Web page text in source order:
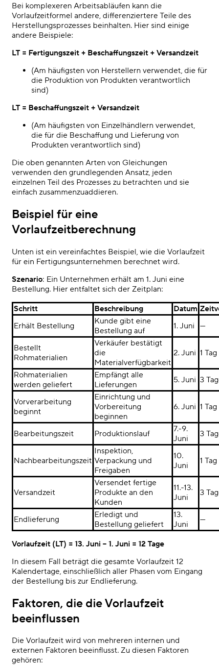
Bei komplexeren Arbeitsabläufen kann die
Vorlaufzeitformel andere, differenziertere Teile des
Herstellungsprozesses beinhalten. Hier sind einige
andere Beispiele:
LT = Fertigungszeit + Beschaffungszeit + Versandzeit
(Am häufigsten von Herstellern verwendet, die für
die Produktion von Produkten verantwortlich
sind)
LT = Beschaffungszeit + Versandzeit
(Am häufigsten von Einzelhändlern verwendet,
die für die Beschaffung und Lieferung von
Produkten verantwortlich sind)
Die oben genannten Arten von Gleichungen
verwenden den grundlegenden Ansatz, jeden
einzelnen Teil des Prozesses zu betrachten und sie
einfach zusammenzuaddieren.
Beispiel für eine
Vorlaufzeitberechnung
Unten ist ein vereinfachtes Beispiel, wie die Vorlaufzeit
für ein Fertigungsunternehmen berechnet wird.
Szenario: Ein Unternehmen erhält am 1. Juni eine
Bestellung. Hier entfaltet sich der Zeitplan:
Schritt
Beschreibung Datum
Erhält Bestellung
Kunde gibt eine
Bestellung auf
1. Juni —
Bestellt
Rohmaterialien
Verkäufer bestätigt
die
Materialverfügbarkeit
2. Juni 1 Tag
Rohmaterialien
werden geliefert
Empfängt alle
Lieferungen
5. Juni 3
Vorverarbeitung
beginnt
Einrichtung und
Vorbereitung
beginnen
6. Juni 1 Tag
Bearbeitungszeit Produktionslauf
7.-9.
Juni
3
Nachbearbeitungszeit
Inspektion,
Verpackung und
Freigaben
10.
Juni
1 Tag
Versandzeit
Versendet fertige
Produkte an den
Kunden
11.-13.
Juni
3
Endlieferung
Erledigt und
Bestellung geliefert
13.
Juni
—
Vorlaufzeit (LT) = 13. Juni – 1. Juni = 12 Tage
In diesem Fall beträgt die gesamte Vorlaufzeit 12
Kalendertage, einschließlich aller Phasen vom Eingang
der Bestellung bis zur Endlieferung.
Faktoren, die die Vorlaufzeit
beeinflussen
Die Vorlaufzeit wird von mehreren internen und
externen Faktoren beeinflusst. Zu diesen Faktoren
gehören: